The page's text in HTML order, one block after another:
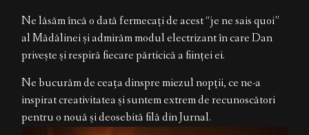
Ne lăsăm încă o dată fermecați de acest “je ne sais quoi”
al Mădălinei și admirăm modul electrizant în care Dan
privește și respiră fiecare părticică a ființei ei.
Ne bucurăm de ceața dinspre miezul nopții, ce ne-a
inspirat creativitatea și suntem extrem de recunoscători
pentru o nouă și deosebită filă din Jurnal.